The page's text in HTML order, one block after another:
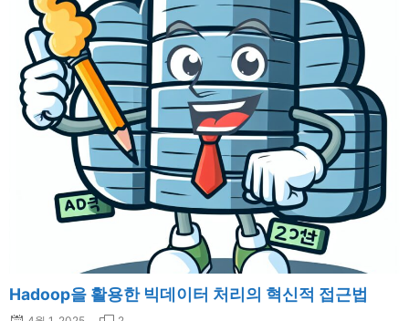
Hadoop을 활용한 빅데이터 처리의 혁신적 접근법